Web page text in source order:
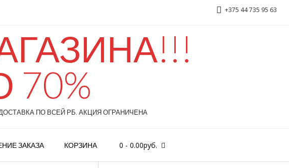
+375 44 735 95 63
ПО ВСЕЙ РБ. АКЦИЯ ОГРАНИЧЕНА
ЗАКАЗА КОРЗИНА 0 - 0.00руб.